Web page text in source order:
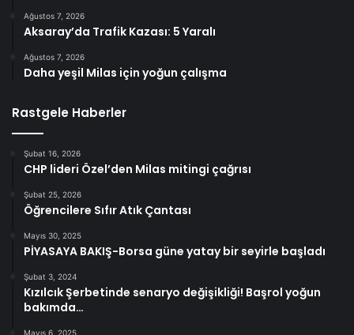
Ağustos 7, 2026
Aksaray’da Trafik Kazası: 5 Yaralı
Ağustos 7, 2026
Daha yeşil Milas için yoğun çalışma
Rastgele Haberler
Şubat 16, 2026
CHP lideri Özel’den Milas mitingi çağrısı
Şubat 25, 2026
Öğrencilere Sıfır Atık Çantası
Mayıs 30, 2025
PİYASAYA BAKIŞ-Borsa güne yatay bir seyirle başladı
Şubat 3, 2024
Kızılcık Şerbetinde senaryo değişikliği! Başrol yoğun
bakımda…
Mayıs 6, 2025